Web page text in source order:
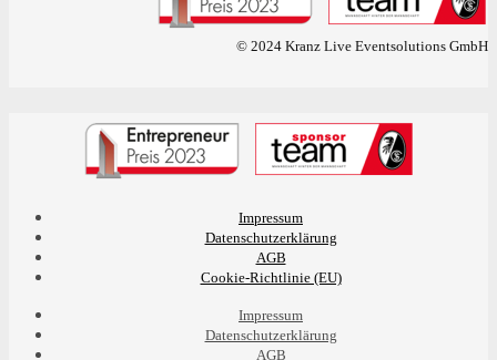
© 2024 Kranz Live Eventsolutions GmbH
Impressum
Datenschutzerklärung
AGB
Cookie-Richtlinie (EU)
Impressum
Datenschutzerklärung
AGB